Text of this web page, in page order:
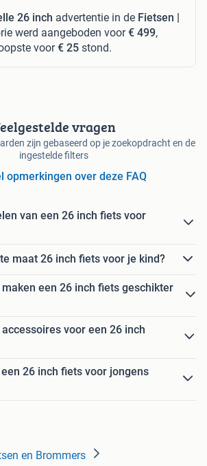
26 inch advertentie in de Fietsen |
werd aangeboden voor€ 499,
voor€ 25 stond.
vragen
zijn gebaseerd op je zoekopdracht en de
ingestelde filters
opmerkingen over deze FAQ
van een 26 inch fiets voor
maat 26 inch fiets voor je kind?
een 26 inch fiets geschikter
voor een 26 inch
26 inch fiets voor jongens
en Brommers